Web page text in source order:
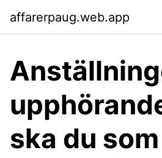
affarerpaug.web.app
ska du som